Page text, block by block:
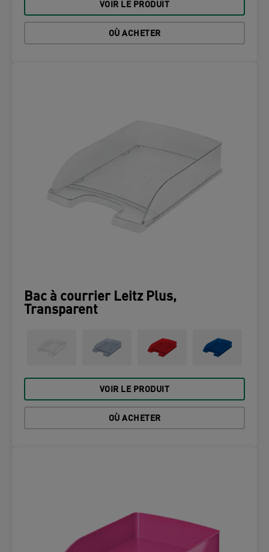
VOIR LE PRODUIT
OÙ ACHETER
Bac à courrier Leitz Plus,
Transparent
VOIR LE PRODUIT
OÙ ACHETER